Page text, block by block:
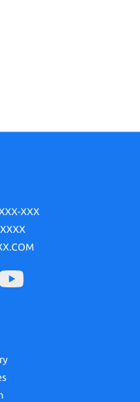
XXX